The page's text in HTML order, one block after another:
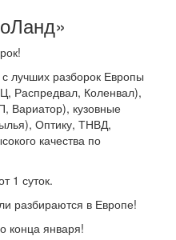
лучших разборок Европы
Распредвал, Коленвал),
Вариатор), кузовные
Оптику, ТНВД,
качества по
1 суток.
разбираются в Европе!
конца января!